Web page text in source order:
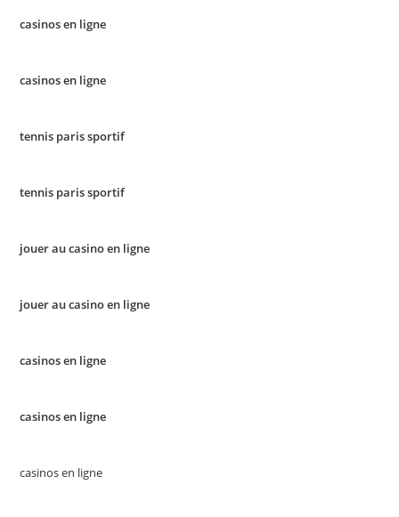
casinos en ligne
casinos en ligne
tennis paris sportif
tennis paris sportif
jouer au casino en ligne
jouer au casino en ligne
casinos en ligne
casinos en ligne
casinos en ligne